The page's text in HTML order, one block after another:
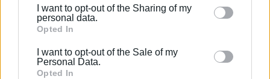
Please note that this website/app uses one or more
Google services and may gather and store information
behaviour. You may click to grant or deny consent to
Google and its third-party tags to use your data for
I want to opt-out of the Sharing of my
personal data.
Opted In
I want to opt-out of the Sale of my
Personal Data.
Opted In
τροποποίηση του προγράμματος δρομολογίων.
Επικοινωνία και Πληροφορίες
Για αλλαγές εισιτηρίων, περισσότερες πληροφορίες ή
διευκρινίσεις, οι επιβάτες παρακαλούνται να